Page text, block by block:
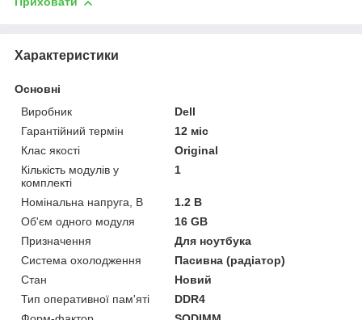
Характеристики
Основні
Виробник
Dell
Гарантійний термін
12 міс
Клас якості
Original
Кількість модулів у
комплекті
1
Номінальна напруга, В
1.2 В
Об'єм одного модуля
16 GB
Призначення
Для ноутбука
Система охолодження
Пасивна (радіатор)
Стан
Новий
Тип оперативної пам'яті
DDR4